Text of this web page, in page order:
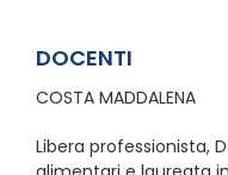
DOCENTI
COSTA MADDALENA
Libera professionista,